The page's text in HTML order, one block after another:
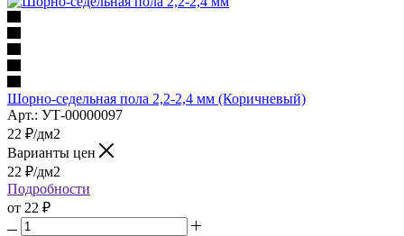
Шорно-седельная пола 2,2-2,4 мм (Коричневый)
Арт.: УТ-00000097
22 ₽/дм2
Варианты цен
22 ₽/дм2
Подробности
от 22 ₽